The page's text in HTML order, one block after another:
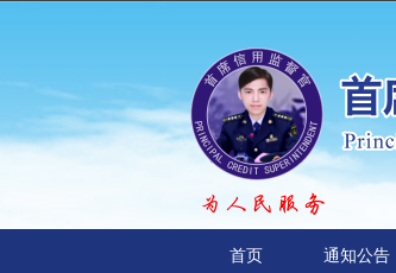
首页 通知公告